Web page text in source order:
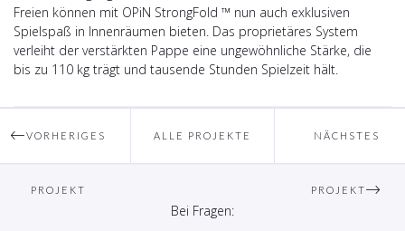
Freien können mit OPiN StrongFold ™ nun auch exklusiven
Spielspaß in Innenräumen bieten. Das proprietäres System
verleiht der verstärkten Pappe eine ungewöhnliche Stärke, die
bis zu 110 kg trägt und tausende Stunden Spielzeit hält.
VORHERIGES
PROJEKT
ALLE PROJEKTE NÄCHSTES
PROJEKT
Bei Fragen: